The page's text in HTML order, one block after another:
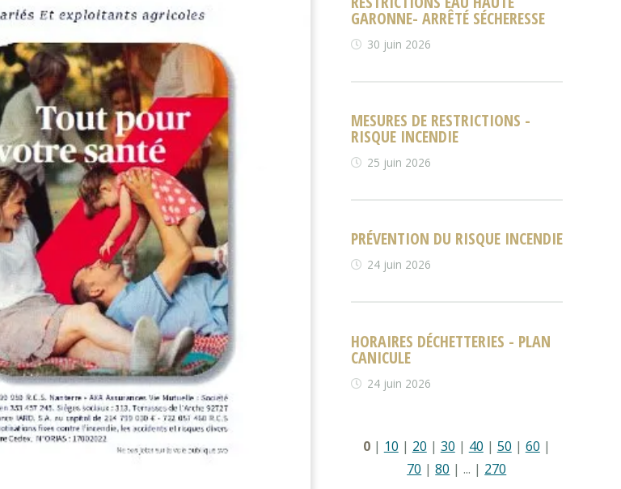
GARONNE- ARRÊTÉ SÉCHERESSE
30 juin 2026
MESURES DE RESTRICTIONS -
RISQUE INCENDIE
25 juin 2026
PRÉVENTION DU RISQUE INCENDIE
24 juin 2026
HORAIRES DÉCHETTERIES - PLAN
CANICULE
24 juin 2026
0| 10 | 20 | 30 | 40 | 50 | 60 |
70 |80 |... | 270